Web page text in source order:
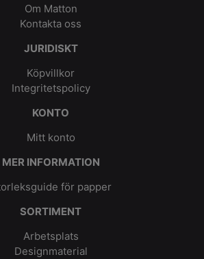
Om Matton
Kontakta oss
JURIDISKT
Köpvillkor
Integritetspolicy
KONTO
Mitt konto
MER INFORMATION
för papper
SORTIMENT
Arbetsplats
Designmaterial